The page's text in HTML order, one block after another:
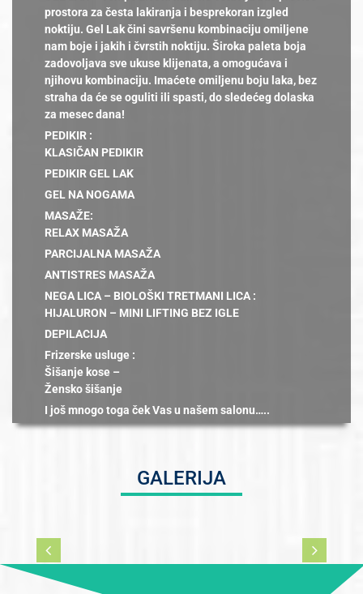
prostora za česta lakiranja i besprekoran izgled
noktiju. Gel Lak čini savršenu kombinaciju omiljene
nam boje i jakih i čvrstih noktiju. Široka paleta boja
zadovoljava sve ukuse klijenata, a omogućava i
njihovu kombinaciju. Imaćete omiljenu boju laka, bez
straha da će se oguliti ili spasti, do sledećeg dolaska
za mesec dana!
PEDIKIR :
KLASIČAN PEDIKIR
PEDIKIR GEL LAK
GEL NA NOGAMA
MASAŽE:
RELAX MASAŽA
PARCIJALNA MASAŽA
ANTISTRES MASAŽA
NEGA LICA – BIOLOŠKI TRETMANI LICA :
HIJALURON – MINI LIFTING BEZ IGLE
DEPILACIJA
Frizerske usluge :
Šišanje kose –
Žensko šišanje
I još mnogo toga ček Vas u našem salonu…..
GALERIJA